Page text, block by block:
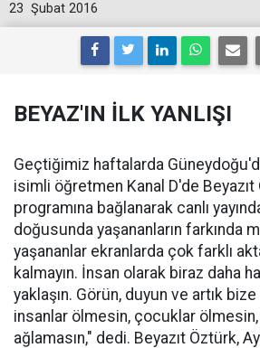
23 Şubat 2016
BEYAZ'IN İLK YANLIŞI
Geçtiğimiz haftalarda
isimli öğretmen Kanal D'de
programına bağlanarak canlı
doğusunda yaşananların farkında
yaşananlar ekranlarda çok farklı
kalmayın. İnsan olarak biraz daha
yaklaşın. Görün, duyun ve artık bize
insanlar ölmesin, çocuklar
ağlamasın," dedi. Beyazıt Öztürk,